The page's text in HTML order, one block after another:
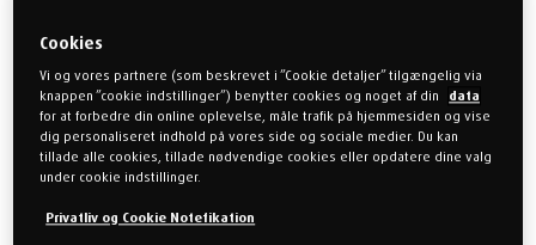
Nyt design
Med et blødt, skræddersyet betræk og et lyst
mønster, ser TEMPUR ® madrasserne ligeså
godt ud, som de føles. Udviklet i samarbejde
mellem vores eget designteam og et førende
Cookies
Vi og vores partnere (som beskrevet i ”Cookie detaljer” tilgængelig via
knappen ”cookie indstillinger”) benytter cookies og noget af din
data
for at forbedre din online oplevelse, måle trafik på hjemmesiden og vise
dig personaliseret indhold på vores side og sociale medier. Du kan
tillade alle cookies, tillade nødvendige cookies eller opdatere dine valg
under cookie indstillinger.
Privatliv og Cookie Notefikation